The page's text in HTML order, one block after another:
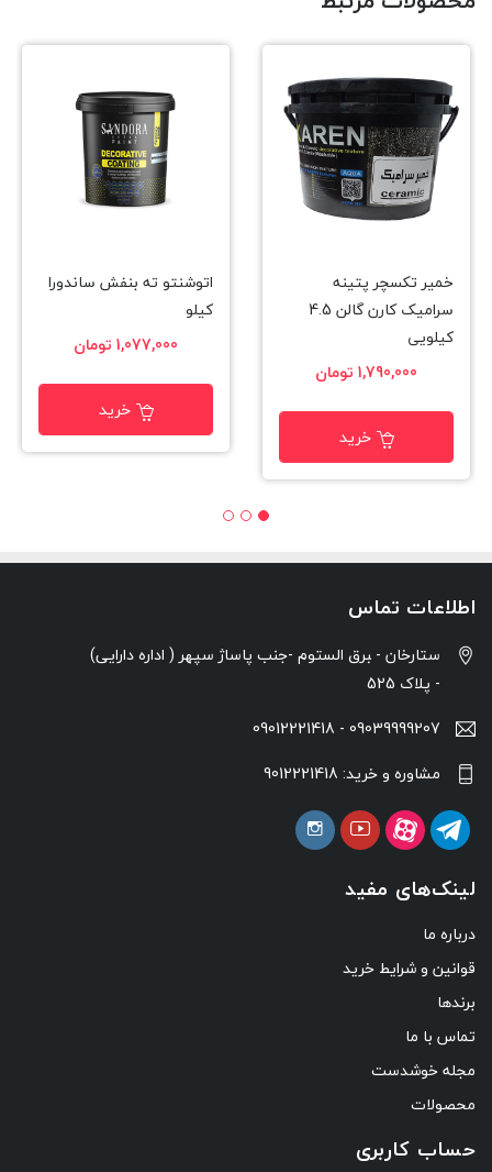
خمیر تکسچر پتینه
سرامیک کارن گالن 4.5
کیلویی
1,790,000 تومان
خرید
اتوشنتو ته بنفش ساندورا
کیلو
1,077,000 تومان
خرید
اطلاعات تماس
ستارخان - ‍برق الستوم -جنب پاساژ سپهر ( اداره دارایی)
- پلاک 525
09039999207 - 09012221418
مشاوره و خرید: 9012221418
لینک‌های مفید
درباره ما
قوانین و شرایط خرید
برندها
تماس با ما
مجله خوشدست
محصولات
حساب کاربری